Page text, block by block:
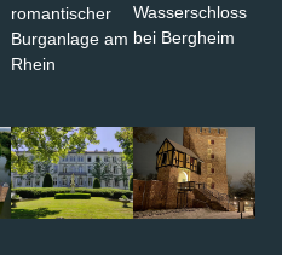
romantischer
Burganlage am
Rhein
Wasserschloss
bei Bergheim